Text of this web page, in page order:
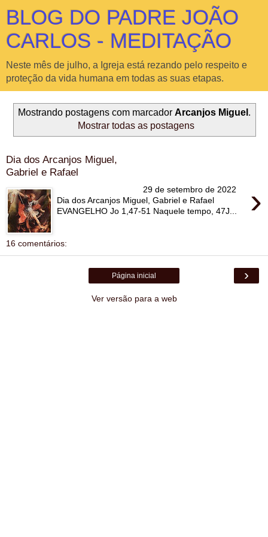
BLOG DO PADRE JOÃO
CARLOS - MEDITAÇÃO
Neste mês de julho, a Igreja está rezando pelo respeito e
proteção da vida humana em todas as suas etapas.
Mostrando postagens com marcador Arcanjos Miguel .
Mostrar todas as postagens
Dia dos Arcanjos Miguel,
Gabriel e Rafael
›
29 de setembro de 2022
Dia dos Arcanjos Miguel, Gabriel e Rafael
EVANGELHO Jo 1,47-51 Naquele tempo, 47J...
16 comentários:
›
Página inicial
Ver versão para a web